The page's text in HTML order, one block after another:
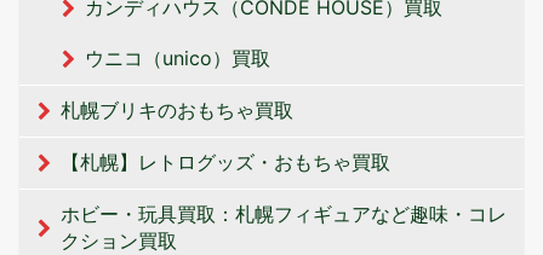
カンディハウス（CONDE HOUSE）買取
ウニコ（unico）買取
札幌ブリキのおもちゃ買取
【札幌】レトログッズ・おもちゃ買取
ホビー・玩具買取：札幌フィギュアなど趣味・コレ
クション買取